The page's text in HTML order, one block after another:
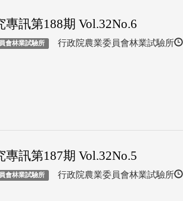
專訊第188期 Vol.32No.6
會林業試驗所 行政院農業委員會林業試驗所
專訊第187期 Vol.32No.5
會林業試驗所 行政院農業委員會林業試驗所